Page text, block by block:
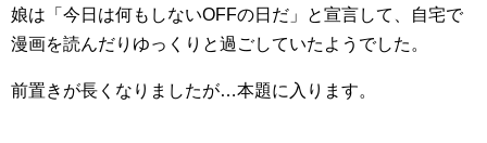
娘は「今日は何もしないOFFの日だ」と宣言して、自宅で
漫画を読んだりゆっくりと過ごしていたようでした。
前置きが長くなりましたが…本題に入ります。